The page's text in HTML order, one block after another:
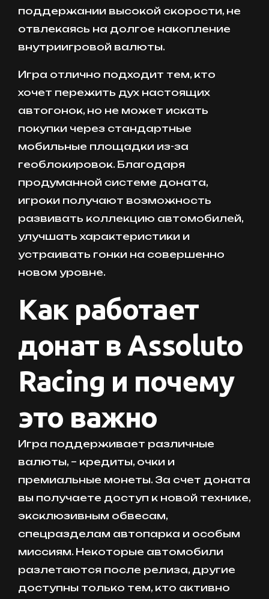
поддержании высокой скорости, не
отвлекаясь на долгое накопление
внутриигровой валюты.
Игра отлично подходит тем, кто
хочет пережить дух настоящих
автогонок, но не может искать
покупки через стандартные
мобильные площадки из-за
геоблокировок. Благодаря
продуманной системе доната,
игроки получают возможность
развивать коллекцию автомобилей,
улучшать характеристики и
устраивать гонки на совершенно
новом уровне.
Как работает
донат в Assoluto
Racing и почему
это важно
Игра поддерживает различные
валюты, – кредиты, очки и
премиальные монеты. За счет доната
вы получаете доступ к новой технике,
эксклюзивным обвесам,
спецразделам автопарка и особым
миссиям. Некоторые автомобили
разлетаются после релиза, другие
доступны только тем, кто активно